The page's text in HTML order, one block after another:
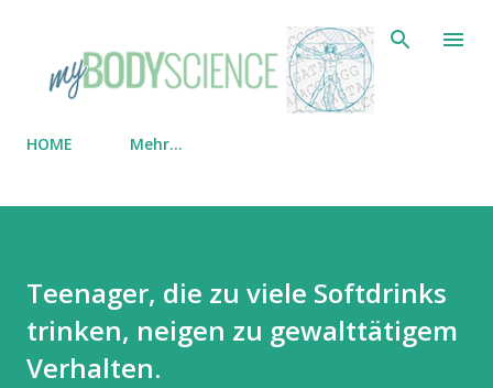
Direkt zum Hauptbereich
HOME Mehr…
Teenager, die zu viele Softdrinks
trinken, neigen zu gewalttätigem
Verhalten.